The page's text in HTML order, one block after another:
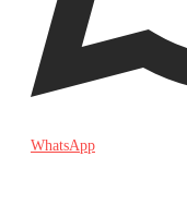
WhatsApp